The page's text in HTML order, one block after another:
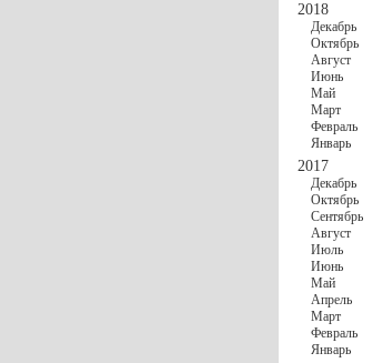
2018
Декабрь
Октябрь
Август
Июнь
Май
Март
Февраль
Январь
2017
Декабрь
Октябрь
Сентябрь
Август
Июль
Июнь
Май
Апрель
Март
Февраль
Январь